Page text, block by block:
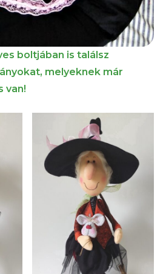
boltjában is találsz
melyeknek már
van!